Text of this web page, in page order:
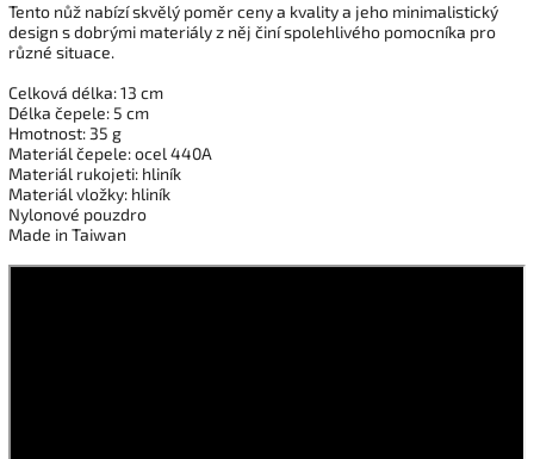
Tento nůž nabízí skvělý poměr ceny a kvality a jeho minimalistický
design s dobrými materiály z něj činí spolehlivého pomocníka pro
různé situace.
Celková délka: 13 cm
Délka čepele: 5 cm
Hmotnost: 35 g
Materiál čepele: ocel 440A
Materiál rukojeti: hliník
Materiál vložky: hliník
Nylonové pouzdro
Made in Taiwan